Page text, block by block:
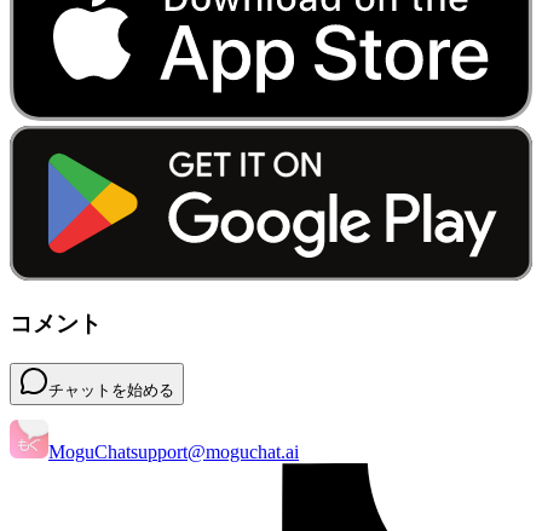
コメント
チャットを始める
MoguChatsupport@moguchat.ai